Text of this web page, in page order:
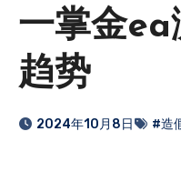
一掌金ea
趋势
2024年10月8日 #造